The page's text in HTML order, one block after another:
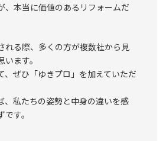
、本当に価値のあるリフォームだ
れる際、多くの方が複数社から見
ます。
、ぜひ「ゆきプロ」を加えていただ
、私たちの姿勢と中身の違いを感
す。